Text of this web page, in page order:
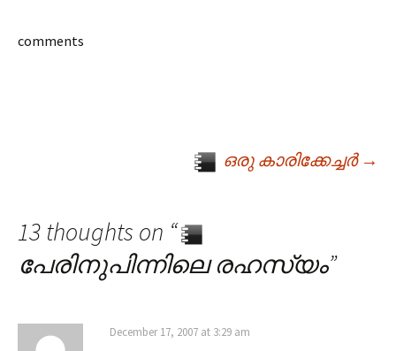
comments
ഒരു കാരിക്കേച്ചര്‍ →
13 thoughts on “
പേരിനുപിന്നിലെ രഹസ്യം”
December 17, 2007 at 3:29 am